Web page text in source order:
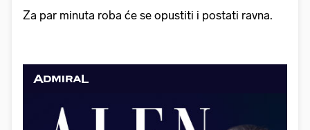
Za par minuta roba će se opustiti i postati ravna.